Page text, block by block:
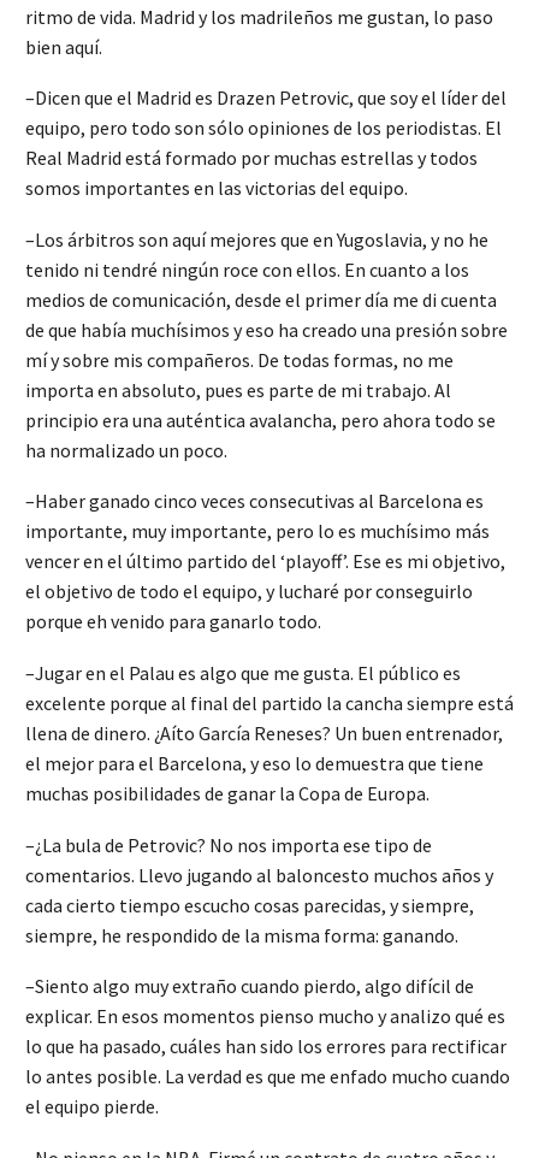
ritmo de vida. Madrid y los madrileños me gustan, lo paso
bien aquí.
–Dicen que el Madrid es Drazen Petrovic, que soy el líder del
equipo, pero todo son sólo opiniones de los periodistas. El
Real Madrid está formado por muchas estrellas y todos
somos importantes en las victorias del equipo.
–Los árbitros son aquí mejores que en Yugoslavia, y no he
tenido ni tendré ningún roce con ellos. En cuanto a los
medios de comunicación, desde el primer día me di cuenta
de que había muchísimos y eso ha creado una presión sobre
mí y sobre mis compañeros. De todas formas, no me
importa en absoluto, pues es parte de mi trabajo. Al
principio era una auténtica avalancha, pero ahora todo se
ha normalizado un poco.
–Haber ganado cinco veces consecutivas al Barcelona es
importante, muy importante, pero lo es muchísimo más
vencer en el último partido del ‘playoff’. Ese es mi objetivo,
el objetivo de todo el equipo, y lucharé por conseguirlo
porque eh venido para ganarlo todo.
–Jugar en el Palau es algo que me gusta. El público es
excelente porque al final del partido la cancha siempre está
llena de dinero. ¿Aíto García Reneses? Un buen entrenador,
el mejor para el Barcelona, y eso lo demuestra que tiene
muchas posibilidades de ganar la Copa de Europa.
–¿La bula de Petrovic? No nos importa ese tipo de
comentarios. Llevo jugando al baloncesto muchos años y
cada cierto tiempo escucho cosas parecidas, y siempre,
siempre, he respondido de la misma forma: ganando.
–Siento algo muy extraño cuando pierdo, algo difícil de
explicar. En esos momentos pienso mucho y analizo qué es
lo que ha pasado, cuáles han sido los errores para rectificar
lo antes posible. La verdad es que me enfado mucho cuando
el equipo pierde.